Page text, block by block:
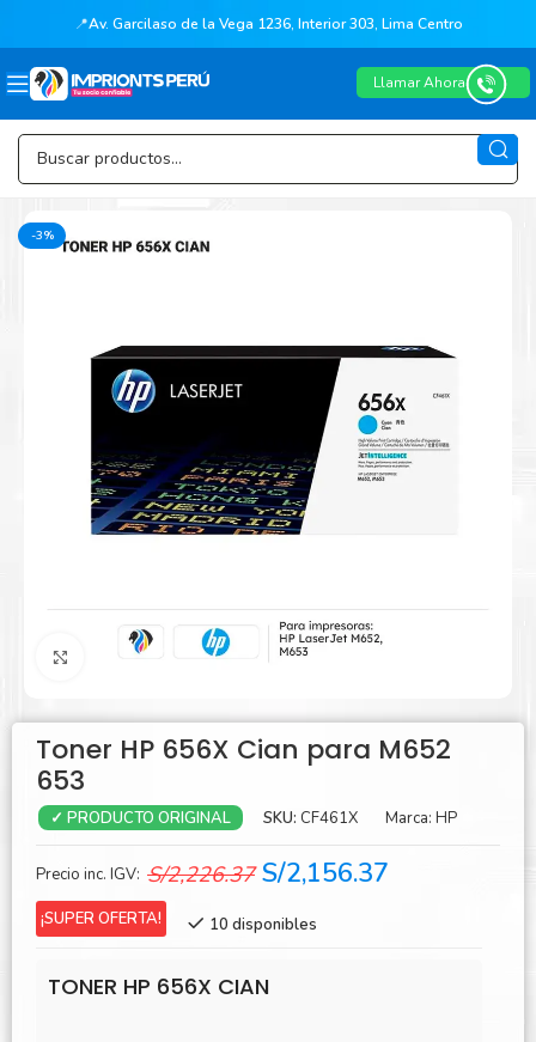
📍Av. Garcilaso de la Vega 1236, Interior 303, Lima Centro
Llamar Ahora
-3%
Agrandar
Toner HP 656X Cian para M652
653
✓ PRODUCTO ORIGINAL SKU: CF461X Marca: HP
Precio inc. IGV: S/2,226.37 El
original
S/2,226.37.
S/2,156.37
¡SUPER OFERTA! 10 disponibles
TONER HP 656X CIAN